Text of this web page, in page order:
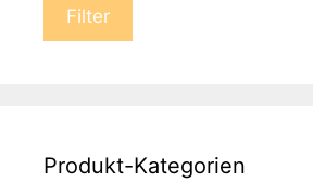
Filter
Produkt-Kategorien